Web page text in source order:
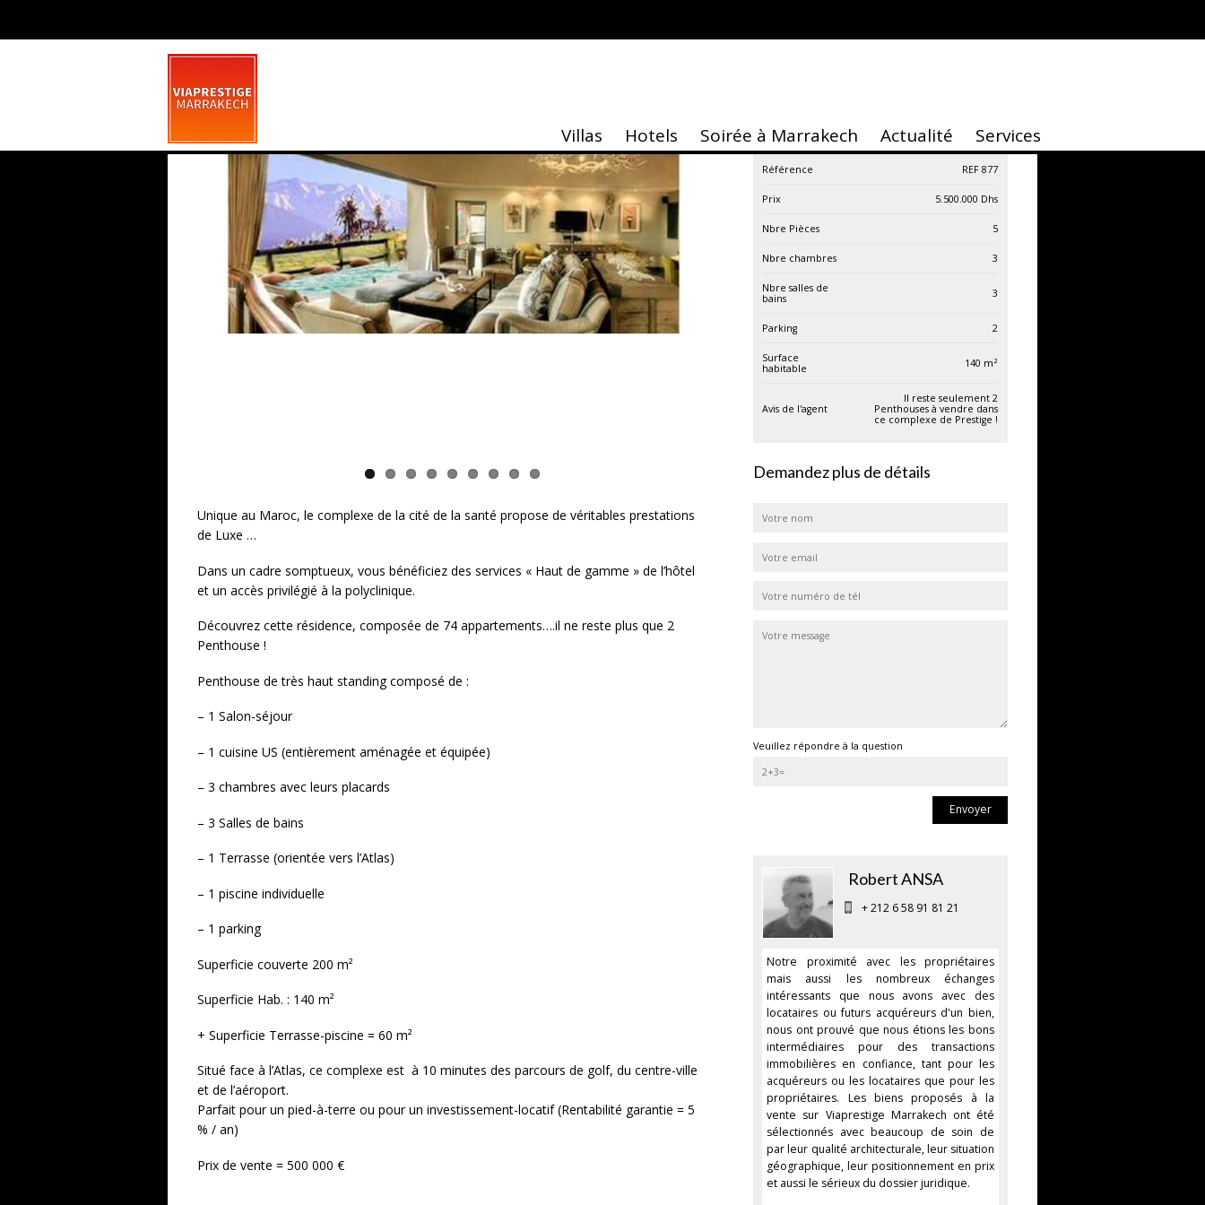
Villas Hotels Soirée à Marrakech Actualité Services
Un “Penthouse” face à l’Atlas !
Unique au Maroc, le complexe de la cité de la santé propose de véritables prestations
de Luxe …
Dans un cadre somptueux, vous bénéficiez des services « Haut de gamme » de l’hôtel
et un accès privilégié à la polyclinique.
Découvrez cette résidence, composée de 74 appartements….il ne reste plus que 2
Penthouse !
Penthouse de très haut standing composé de :
– 1 Salon-séjour
– 1 cuisine US (entièrement aménagée et équipée)
– 3 chambres avec leurs placards
– 3 Salles de bains
– 1 Terrasse (orientée vers l’Atlas)
– 1 piscine individuelle
– 1 parking
Superficie couverte 200 m²
Superficie Hab. : 140 m²
+ Superficie Terrasse-piscine = 60 m²
Situé face à l’Atlas, ce complexe est à 10 minutes des parcours de golf, du centre-ville
et de l’aéroport.
Parfait pour un pied-à-terre ou pour un investissement-locatif (Rentabilité garantie = 5
% / an)
Prix de vente = 500 000 €
Référence REF 877
Prix 5.500.000 Dhs
Nbre Pièces 5
Nbre chambres 3
Nbre salles de
bains
3
Parking 2
Surface
habitable
140 m²
Avis de l'agent
Il reste seulement 2
Penthouses à vendre dans
ce complexe de Prestige !
Demandez plus de détails
Veuillez répondre à la question
Envoyer
Robert ANSA
+ 212 6 58 91 81 21
Notre proximité avec les propriétaires
mais aussi les nombreux échanges
intéressants que nous avons avec des
locataires ou futurs acquéreurs d'un bien,
nous ont prouvé que nous étions les bons
intermédiaires pour des transactions
immobilières en confiance, tant pour les
acquéreurs ou les locataires que pour les
propriétaires. Les biens proposés à la
vente sur Viaprestige Marrakech ont été
sélectionnés avec beaucoup de soin de
par leur qualité architecturale, leur situation
géographique, leur positionnement en prix
et aussi le sérieux du dossier juridique.